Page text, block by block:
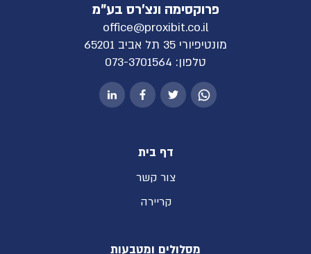
פרוקסימה ונצ'רס בע"מ
office@proxibit.co.il
מונטיפיורי 35 תל אביב 65201
טלפון: 073-3701564
דף בית
צור קשר
קריירה
מסלולים ומטבעות